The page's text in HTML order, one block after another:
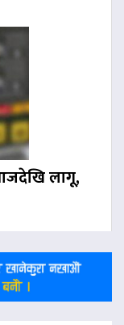
लागू,